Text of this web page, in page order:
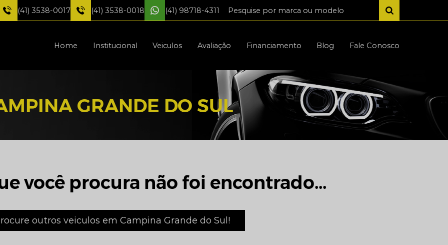
(41) 3538-0017 (41) 3538-0018 (41) 98718-4311
Home Institucional Veiculos Avaliação Financiamento Blog Fale Conosco
GRANDE DO SUL
você procura não foi encontrado...
outros veiculos em Campina Grande do Sul!